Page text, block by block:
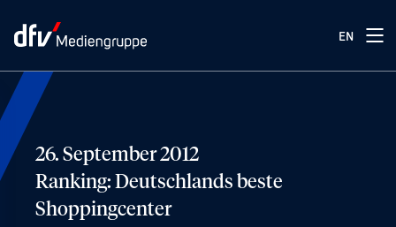
EN
26. September 2012
Ranking: Deutschlands beste
Shoppingcenter